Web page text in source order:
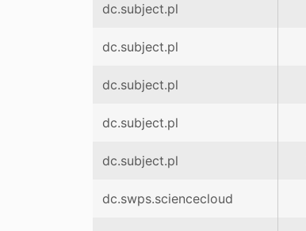
dc.subject.pl
dc.subject.pl
dc.subject.pl
dc.subject.pl
dc.subject.pl
dc.swps.sciencecloud